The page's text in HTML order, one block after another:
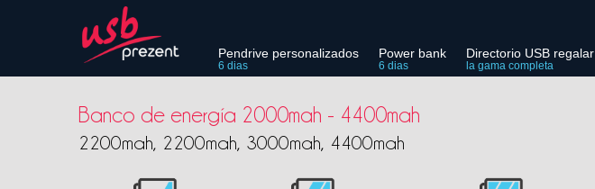
Pendrive personalizados
6 dias
Power bank
6 dias
Directorio USB regalar
la gama completa
Banco de energía 2000mah - 4400mah
2200mah, 2200mah, 3000mah, 4400mah